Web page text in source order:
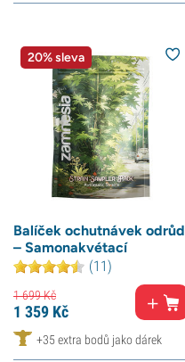
20% sleva
Balíček ochutnávek odrůd
– Samonakvétací
(11)
1 699Kč
1 359 Kč
+35 extra bodů jako dárek